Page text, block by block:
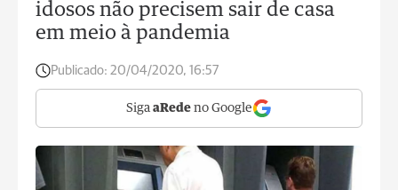
idosos não precisem sair de casa
em meio à pandemia
Publicado: 20/04/2020, 16:57
Siga aRede no Google